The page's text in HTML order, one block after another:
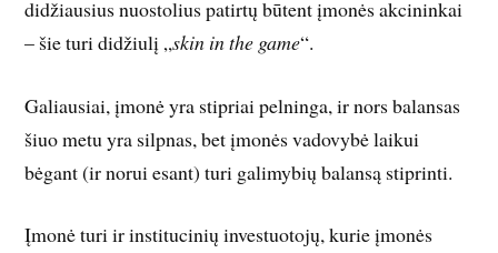
didžiausius nuostolius patirtų būtent įmonės akcininkai
– šie turi didžiulį „skin in the game“.
Galiausiai, įmonė yra stipriai pelninga, ir nors balansas
šiuo metu yra silpnas, bet įmonės vadovybė laikui
bėgant (ir norui esant) turi galimybių balansą stiprinti.
Įmonė turi ir institucinių investuotojų, kurie įmonės